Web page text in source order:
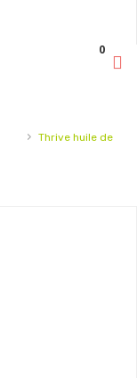
0
›
Thrive huile de